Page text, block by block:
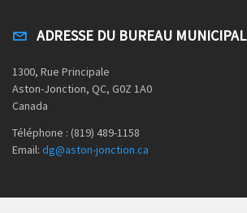
ADRESSE DU BUREAU MUNICIPAL
1300, Rue Principale
Aston-Jonction, QC, G0Z 1A0
Canada
Téléphone : (819) 489-1158
Email: dg@aston-jonction.ca